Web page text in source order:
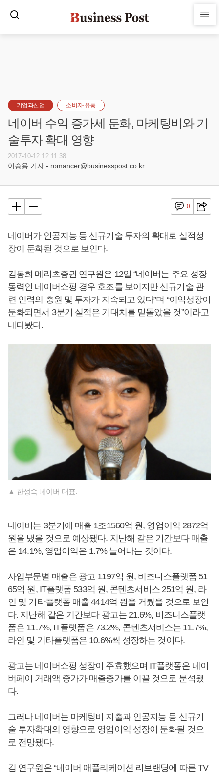
기업과산업 소비자·유통
네이버 수익 증가세 둔화, 마케팅비와 기
술투자 확대 영향
2017-10-12 12:11:38
이승용 기자 - romancer@businesspost.co.kr
0
네이버가 인공지능 등 신규기술 투자의 확대로 실적성
장이 둔화될 것으로 보인다.
김동희 메리츠증권 연구원은 12일 “네이버는 주요 성장
동력인 네이버쇼핑 경우 호조를 보이지만 신규기술 관
련 인력의 충원 및 투자가 지속되고 있다”며 “이익성장이
둔화되면서 3분기 실적은 기대치를 밑돌았을 것”이라고
내다봤다.
▲ 한성숙 네이버 대표.
네이버는 3분기에 매출 1조1560억 원, 영업이익 2872억
원을 냈을 것으로 예상됐다. 지난해 같은 기간보다 매출
은 14.1%, 영업이익은 1.7% 늘어나는 것이다.
사업부문별 매출은 광고 1197억 원, 비즈니스플랫폼 51
65억 원, IT플랫폼 533억 원, 콘텐츠서비스 251억 원, 라
인 및 기타플랫폼 매출 4414억 원을 거뒀을 것으로 보인
다. 지난해 같은 기간보다 광고는 21.6%, 비즈니스플랫
폼은 11.7%, IT플랫폼은 73.2%, 콘텐츠서비스는 11.7%,
라인 및 기타플랫폼은 10.6%씩 성장하는 것이다.
광고는 네이버쇼핑 성장이 주효했으며 IT플랫폼은 네이
버페이 거래액 증가가 매출증가를 이끌 것으로 분석됐
다.
그러나 네이버는 마케팅비 지출과 인공지능 등 신규기
술 투자확대의 영향으로 영업이익 성장이 둔화될 것으
로 전망됐다.
김 연구원은 “네이버 애플리케이션 리브랜딩에 따른 TV